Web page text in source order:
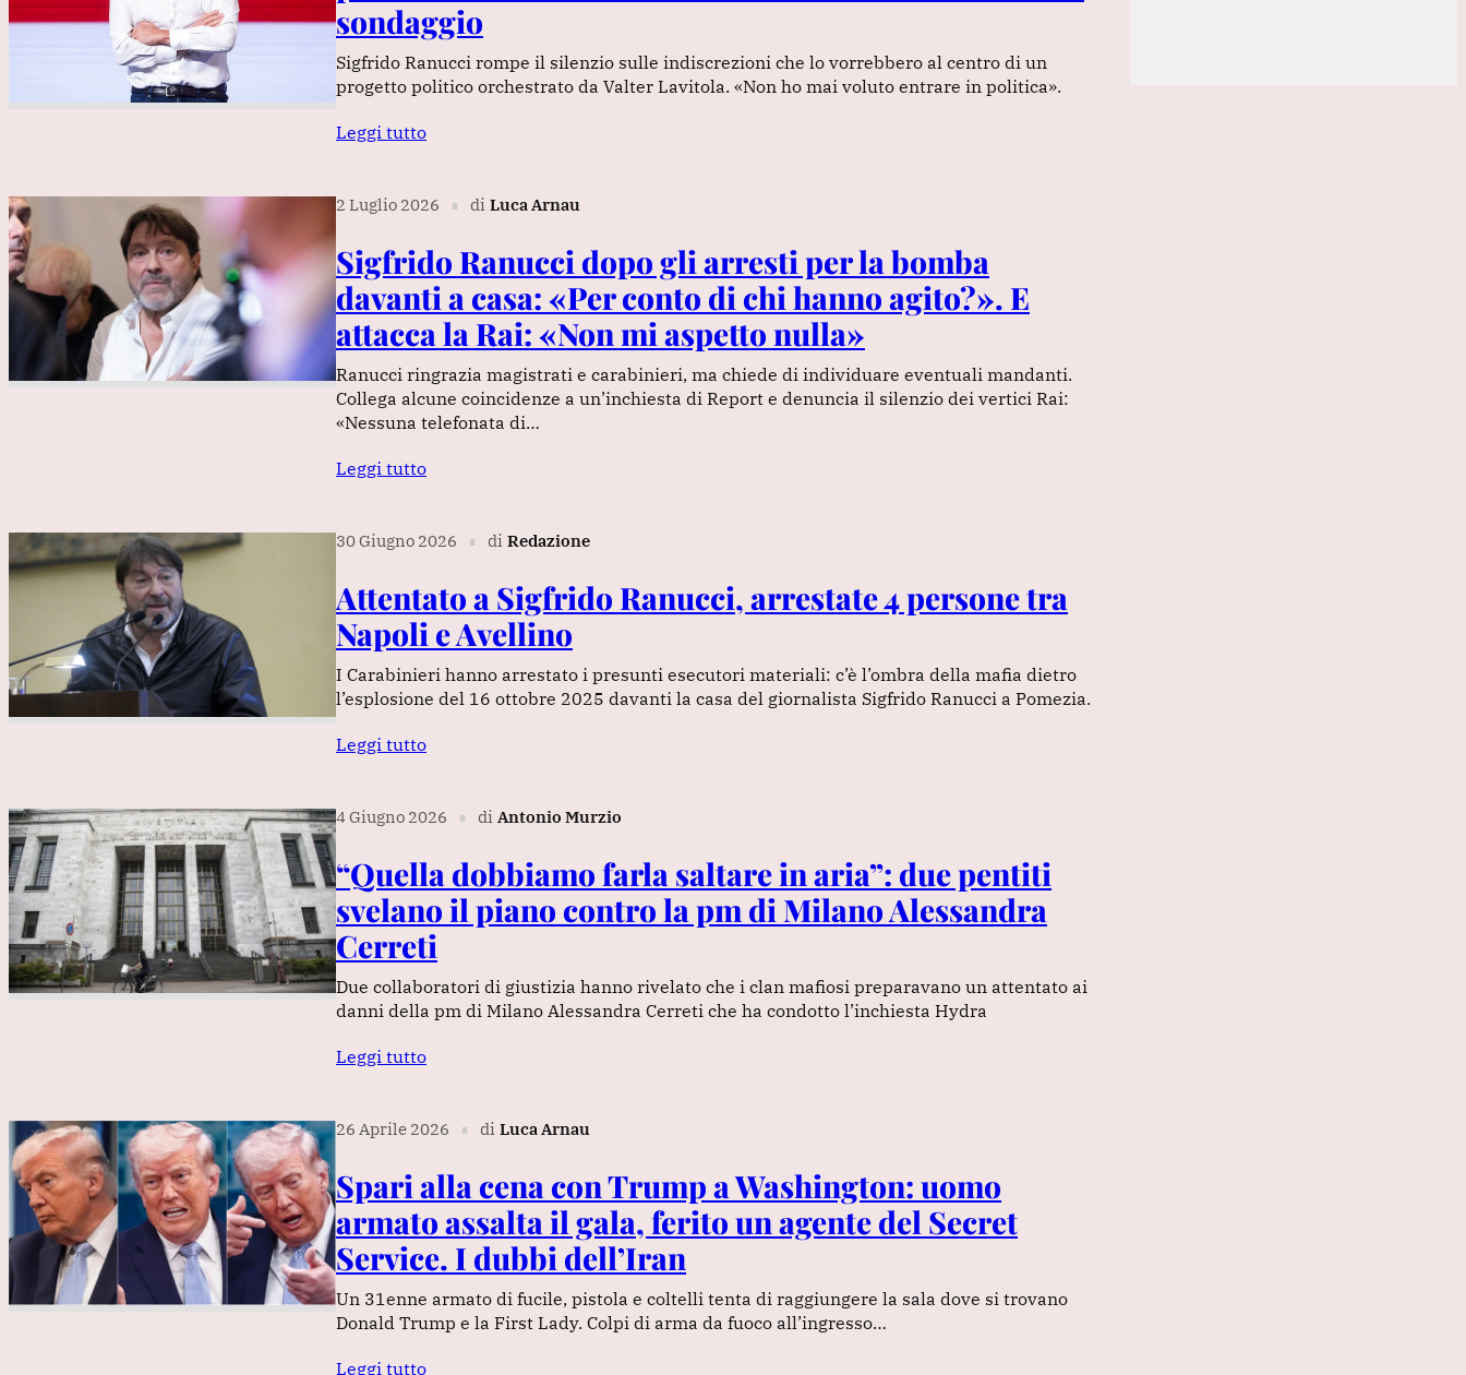
sondaggio
Sigfrido Ranucci rompe il silenzio sulle indiscrezioni che lo vorrebbero al centro di un
progetto politico orchestrato da Valter Lavitola. «Non ho mai voluto entrare in politica».
Leggi tutto
2 Luglio 2026 ∎ di Luca Arnau
Sigfrido Ranucci dopo gli arresti per la bomba
davanti a casa: «Per conto di chi hanno agito?». E
attacca la Rai: «Non mi aspetto nulla»
Ranucci ringrazia magistrati e carabinieri, ma chiede di individuare eventuali mandanti.
Collega alcune coincidenze a un’inchiesta di Report e denuncia il silenzio dei vertici Rai:
«Nessuna telefonata di…
Leggi tutto
30 Giugno 2026 ∎ di Redazione
Attentato a Sigfrido Ranucci, arrestate 4 persone tra
Napoli e Avellino
I Carabinieri hanno arrestato i presunti esecutori materiali: c’è l’ombra della mafia dietro
l’esplosione del 16 ottobre 2025 davanti la casa del giornalista Sigfrido Ranucci a Pomezia.
Leggi tutto
4 Giugno 2026 ∎ di Antonio Murzio
“Quella dobbiamo farla saltare in aria”: due pentiti
svelano il piano contro la pm di Milano Alessandra
Cerreti
Due collaboratori di giustizia hanno rivelato che i clan mafiosi preparavano un attentato ai
danni della pm di Milano Alessandra Cerreti che ha condotto l’inchiesta Hydra
Leggi tutto
26 Aprile 2026 ∎ di Luca Arnau
Spari alla cena con Trump a Washington: uomo
armato assalta il gala, ferito un agente del Secret
Service. I dubbi dell’Iran
Un 31enne armato di fucile, pistola e coltelli tenta di raggiungere la sala dove si trovano
Donald Trump e la First Lady. Colpi di arma da fuoco all’ingresso…
Leggi tutto